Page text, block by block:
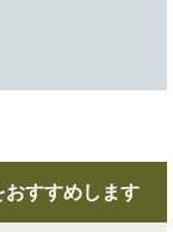
おすすめします